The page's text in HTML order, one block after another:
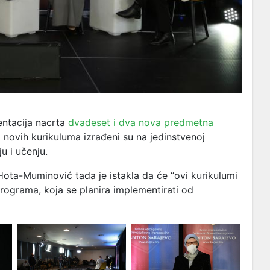
nacrta dvadeset i dva nova predmetna
kurikuluma izrađeni su na jedinstvenoj
i učenju.
Muminović tada je istakla da će “ovi kurikulumi
koja se planira implementirati od